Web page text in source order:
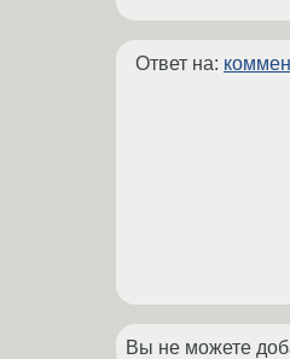
Ответ на:
Вы не можете